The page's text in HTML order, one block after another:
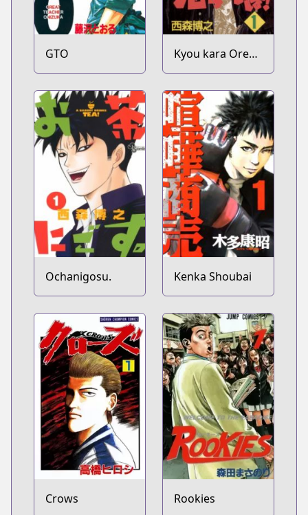
GTO
Kyou kara Ore
wa!!
Ochanigosu. Kenka Shoubai
Crows Rookies